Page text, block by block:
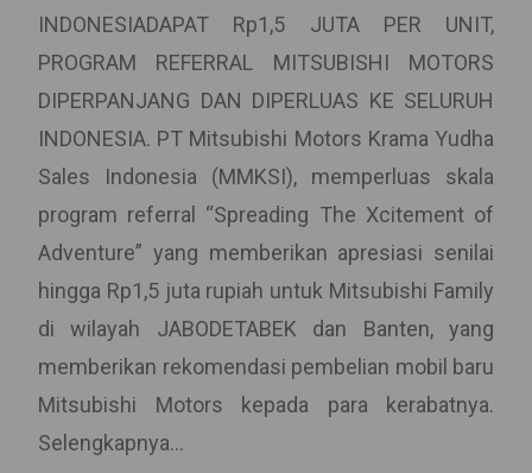
INDONESIADAPAT Rp1,5 JUTA PER UNIT,
PROGRAM REFERRAL MITSUBISHI MOTORS
DIPERPANJANG DAN DIPERLUAS KE SELURUH
INDONESIA. PT Mitsubishi Motors Krama Yudha
Sales Indonesia (MMKSI), memperluas skala
program referral “Spreading The Xcitement of
Adventure” yang memberikan apresiasi senilai
hingga Rp1,5 juta rupiah untuk Mitsubishi Family
di wilayah JABODETABEK dan Banten, yang
memberikan rekomendasi pembelian mobil baru
Mitsubishi Motors kepada para kerabatnya.
Selengkapnya...